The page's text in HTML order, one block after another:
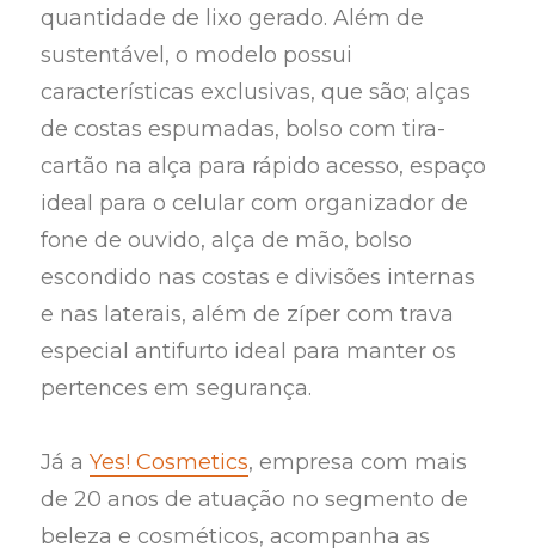
quantidade de lixo gerado. Além de
sustentável, o modelo possui
características exclusivas, que são; alças
de costas espumadas, bolso com tira-
cartão na alça para rápido acesso, espaço
ideal para o celular com organizador de
fone de ouvido, alça de mão, bolso
escondido nas costas e divisões internas
e nas laterais, além de zíper com trava
especial antifurto ideal para manter os
pertences em segurança.
Já aYes! Cosmetics, empresa com mais
de 20 anos de atuação no segmento de
beleza e cosméticos, acompanha as